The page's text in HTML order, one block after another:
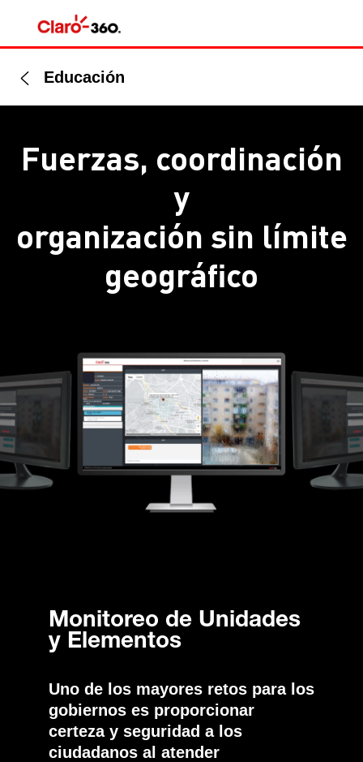
Educación
Fuerzas, coordinación
y
organización sin límite
geográfico
Monitoreo de Unidades
y Elementos
Uno de los mayores retos para los
gobiernos es proporcionar
certeza y seguridad a los
ciudadanos al atender